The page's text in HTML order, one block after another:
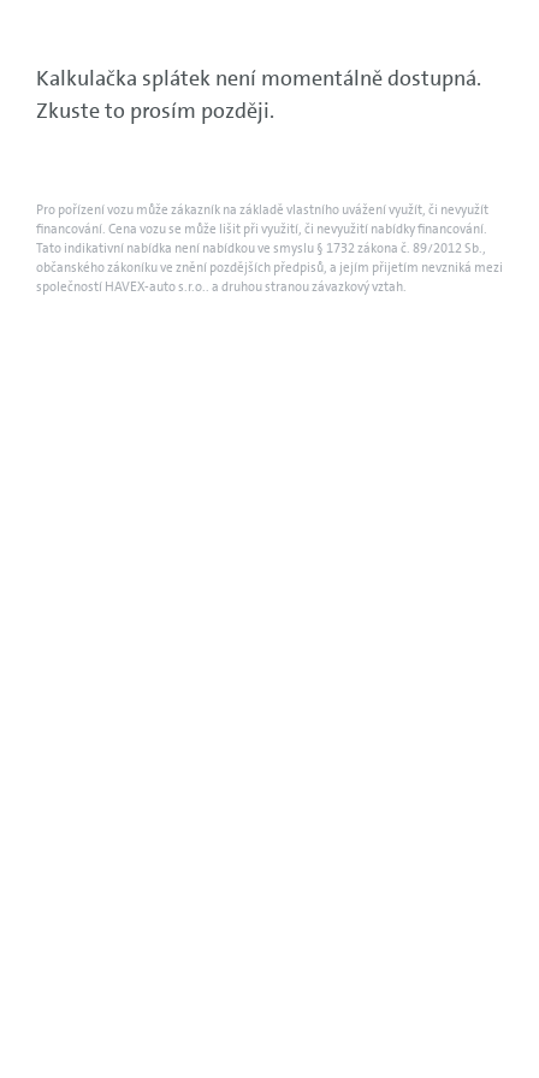
Kalkulačka splátek není momentálně dostupná.
Zkuste to prosím později.
Pro pořízení vozu může zákazník na základě vlastního uvážení využít, či nevyužít
financování. Cena vozu se může lišit při využití, či nevyužití nabídky financování.
Tato indikativní nabídka není nabídkou ve smyslu § 1732 zákona č. 89/2012 Sb.,
občanského zákoníku ve znění pozdějších předpisů, a jejím přijetím nevzniká mezi
společností HAVEX-auto s.r.o.. a druhou stranou závazkový vztah.